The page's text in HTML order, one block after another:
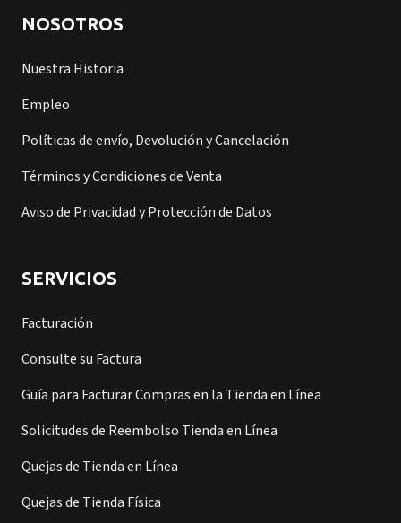
NOSOTROS
Nuestra Historia
Empleo
Políticas de envío, Devolución y Cancelación
Términos y Condiciones de Venta
Aviso de Privacidad y Protección de Datos
SERVICIOS
Facturación
Consulte su Factura
Guía para Facturar Compras en la Tienda en Línea
Solicitudes de Reembolso Tienda en Línea
Quejas de Tienda en Línea
Quejas de Tienda Física